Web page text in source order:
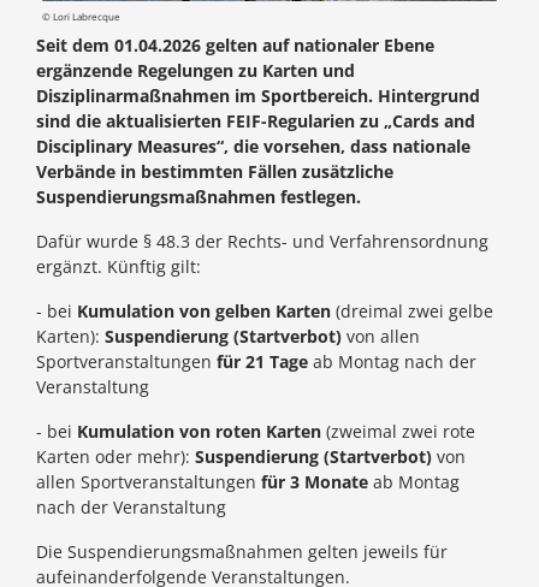
© Lori Labrecque
Seit dem 01.04.2026 gelten auf nationaler Ebene
ergänzende Regelungen zu Karten und
Disziplinarmaßnahmen im Sportbereich. Hintergrund
sind die aktualisierten FEIF-Regularien zu „Cards and
Disciplinary Measures“, die vorsehen, dass nationale
Verbände in bestimmten Fällen zusätzliche
Suspendierungsmaßnahmen festlegen.
Dafür wurde § 48.3 der Rechts- und Verfahrensordnung
ergänzt. Künftig gilt:
- bei Kumulation von gelben Karten (dreimal zwei gelbe
Karten): Suspendierung (Startverbot) von allen
Sportveranstaltungen für 21 Tage ab Montag nach der
Veranstaltung
- bei Kumulation von roten Karten (zweimal zwei rote
Karten oder mehr): Suspendierung (Startverbot) von
allen Sportveranstaltungen für 3 Monate ab Montag
nach der Veranstaltung
Die Suspendierungsmaßnahmen gelten jeweils für
aufeinanderfolgende Veranstaltungen.